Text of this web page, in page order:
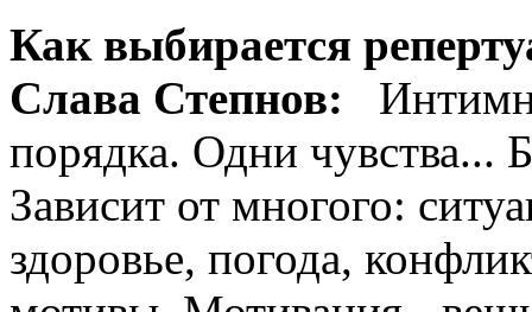
Как выбирается
Слава Степнов:
порядка. Одни чувства...
Зависит от многого:
здоровье, погода,